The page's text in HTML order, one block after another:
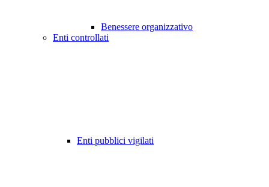
Benessere organizzativo
Enti controllati
Enti pubblici vigilati